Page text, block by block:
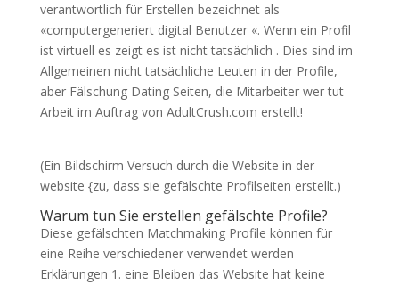
verantwortlich für Erstellen bezeichnet als
«computergeneriert digital Benutzer «. Wenn ein Profil
ist virtuell es zeigt es ist nicht tatsächlich . Dies sind im
Allgemeinen nicht tatsächliche Leuten in der Profile,
aber Fälschung Dating Seiten, die Mitarbeiter wer tut
Arbeit im Auftrag von AdultCrush.com erstellt!
(Ein Bildschirm Versuch durch die Website in der
website {zu, dass sie gefälschte Profilseiten erstellt.)
Warum tun Sie erstellen gefälschte Profile?
Diese gefälschten Matchmaking Profile können für
eine Reihe verschiedener verwendet werden
Erklärungen 1. eine Bleiben das Website hat keine